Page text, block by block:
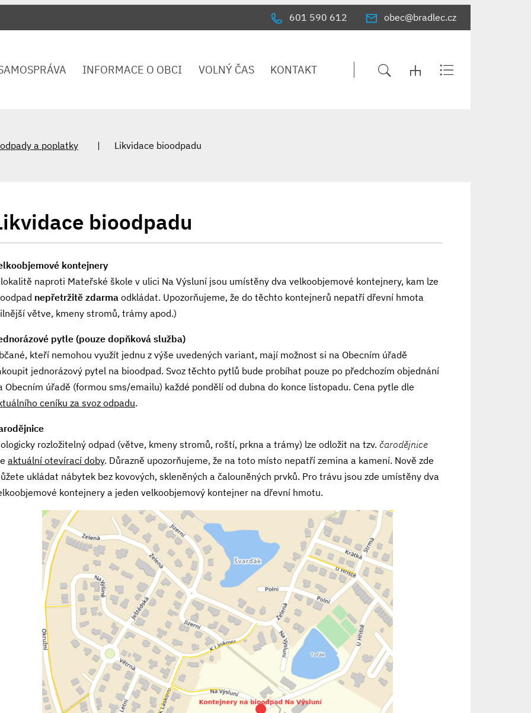
601 590 612 obec@bradlec.cz
INFORMACE O OBCI VOLNÝ ČAS KONTAKT
odpady a poplatky Likvidace bioodpadu
bioodpadu
kontejnery
naproti Mateřské škole v ulici Na Výsluní jsou umístěny dva velkoobjemové kontejnery, kam lze
nepřetržitě zdarma odkládat. Upozorňujeme, že do těchto kontejnerů nepatří dřevní hmota
větve, kmeny stromů, trámy apod.)
pytle (pouze dopňková služba)
kteří nemohou využít jednu z výše uvedených variant, mají možnost si na Obecním úřadě
jednorázový pytel na bioodpad. Svoz těchto pytlů bude probíhat pouze po předchozím objednání
Obecním úřadě (formou sms/emailu) každé pondělí od dubna do konce listopadu. Cena pytle dle
ceníku za svoz odpadu.
rozložitelný odpad (větve, kmeny stromů, roští, prkna a trámy) lze odložit na tzv. čarodějnice
aktuální otevírací doby. Důrazně upozorňujeme, že na toto místo nepatří zemina a kamení. Nově zde
ukládat nábytek bez kovových, skleněných a čalouněných prvků. Pro trávu jsou zde umístěny dva
kontejnery a jeden velkoobjemový kontejner na dřevní hmotu.